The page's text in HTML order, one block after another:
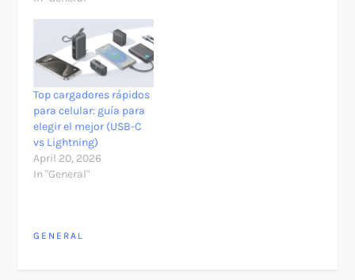
Top cargadores rápidos
para celular: guía para
elegir el mejor (USB-C
vs Lightning)
April 20, 2026
In "General"
GENERAL